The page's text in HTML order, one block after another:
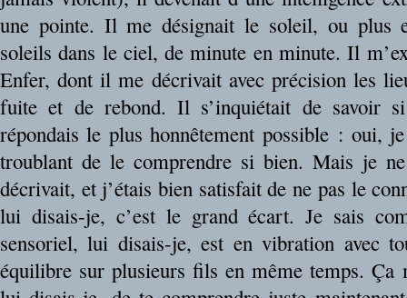
une pointe. Il me désignait le soleil, ou plus
soleils dans le ciel, de minute en minute. Il
Enfer, dont il me décrivait avec précision les
fuite et de rebond. Il s’inquiétait de savoir
répondais le plus honnêtement possible : oui,
troublant de le comprendre si bien. Mais je
décrivait, et j’étais bien satisfait de ne pas le
lui disais-je, c’est le grand écart. Je sais
sensoriel, lui disais-je, est en vibration avec
équilibre sur plusieurs fils en même temps. Ça